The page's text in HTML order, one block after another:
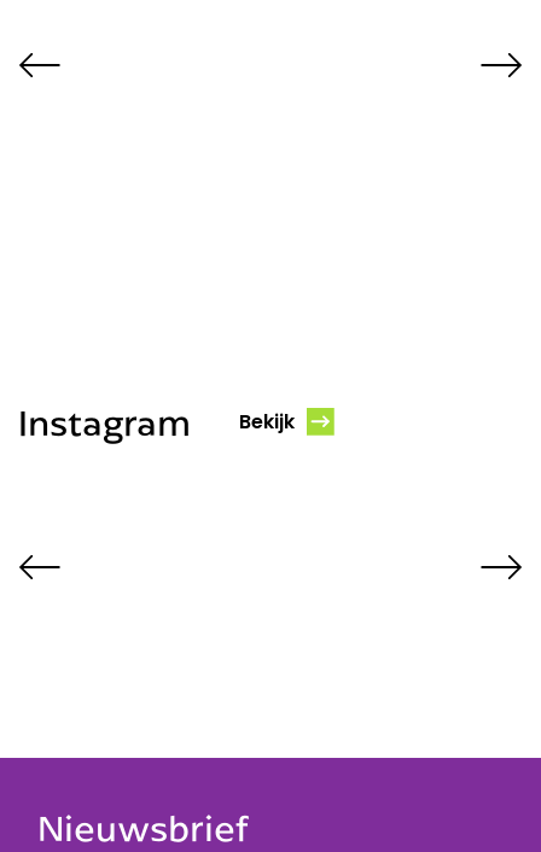
Instagram Bekijk
Nieuwsbrief